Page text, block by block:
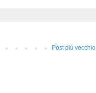
Post più vecchio